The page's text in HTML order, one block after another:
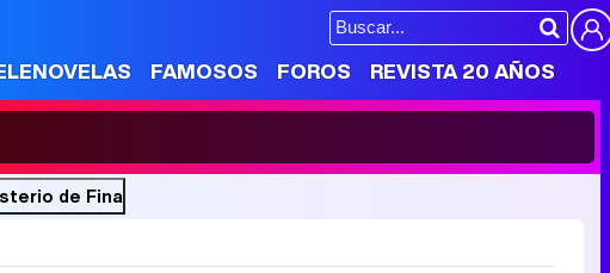
FAMOSOS FOROS REVISTA 20 AÑOS
de Fina